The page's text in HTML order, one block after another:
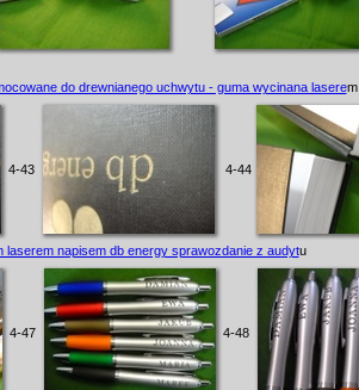
do drewnianego uchwytu - guma wycinana laserem
4-43 4-44
laserem napisem db energy sprawozdanie z audytu
4-47 4-48